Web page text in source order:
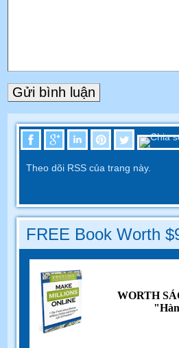
Theo dõi RSS của trang này.
FREE Book Worth
WORTH